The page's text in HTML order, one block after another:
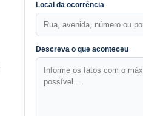
Local da ocorrência
Descreva o que aconteceu